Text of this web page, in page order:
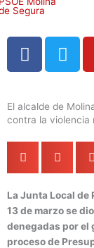
Ir
contenido
F
a
e
b
o
k
T
w
t
t
El alcalde de
contra la violencia
La Junta Local
13 de marzo se
denegadas por el
proceso de